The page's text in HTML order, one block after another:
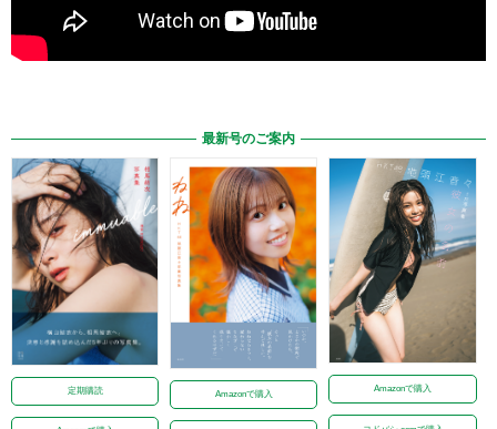
最新号のご案内
定期購読 Amazonで購入
Amazonで購入